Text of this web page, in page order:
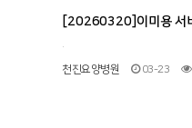
[20260320]이미용 서
천진요양병원 03-23